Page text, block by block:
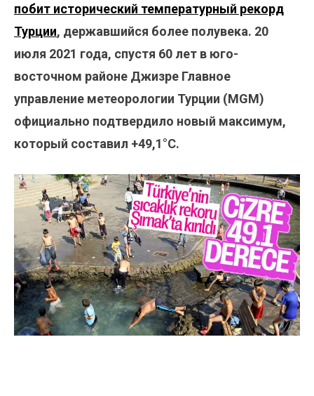
побит исторический температурный рекорд
Турции, державшийся более полувека. 20
июля 2021 года, спустя 60 лет в юго-
восточном районе Джизре Главное
управление метеорологии Турции (MGM)
официально подтвердило новый максимум,
который составил +49,1°С.